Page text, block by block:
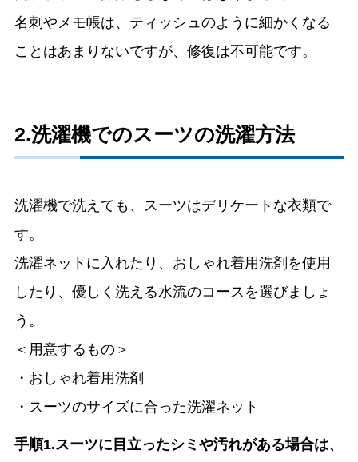
名刺やメモ帳は、ティッシュのように細かくなる
ことはあまりないですが、修復は不可能です。
2.洗濯機でのスーツの洗濯方法
洗濯機で洗えても、スーツはデリケートな衣類で
す。
洗濯ネットに入れたり、おしゃれ着用洗剤を使用
したり、優しく洗える水流のコースを選びましょ
う。
＜用意するもの＞
・おしゃれ着用洗剤
・スーツのサイズに合った洗濯ネット
手順1.スーツに目立ったシミや汚れがある場合は、